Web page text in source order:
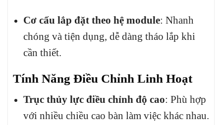
Cơ cấu lắp đặt theo hệ module: Nhanh
chóng và tiện dụng, dễ dàng tháo lắp khi
cần thiết.
Tính Năng Điều Chỉnh Linh Hoạt
Trục thủy lực điều chỉnh độ cao: Phù hợp
với nhiều chiều cao bàn làm việc khác nhau.